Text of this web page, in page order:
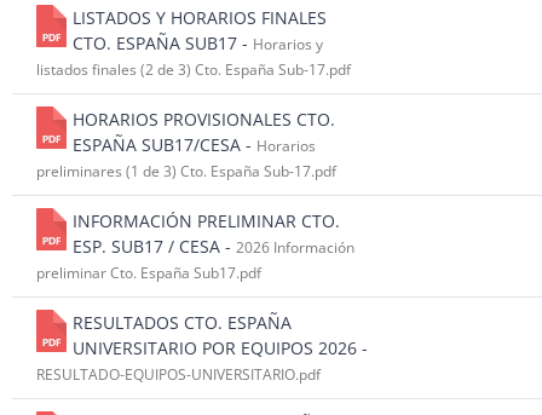
LISTADOS Y HORARIOS FINALES
CTO. ESPAÑA SUB17 - Horarios y
listados finales (2 de 3) Cto. España Sub-17.pdf
HORARIOS PROVISIONALES CTO.
ESPAÑA SUB17/CESA - Horarios
preliminares (1 de 3) Cto. España Sub-17.pdf
INFORMACIÓN PRELIMINAR CTO.
ESP. SUB17 / CESA - 2026 Información
preliminar Cto. España Sub17.pdf
RESULTADOS CTO. ESPAÑA
UNIVERSITARIO POR EQUIPOS 2026 -
RESULTADO-EQUIPOS-UNIVERSITARIO.pdf